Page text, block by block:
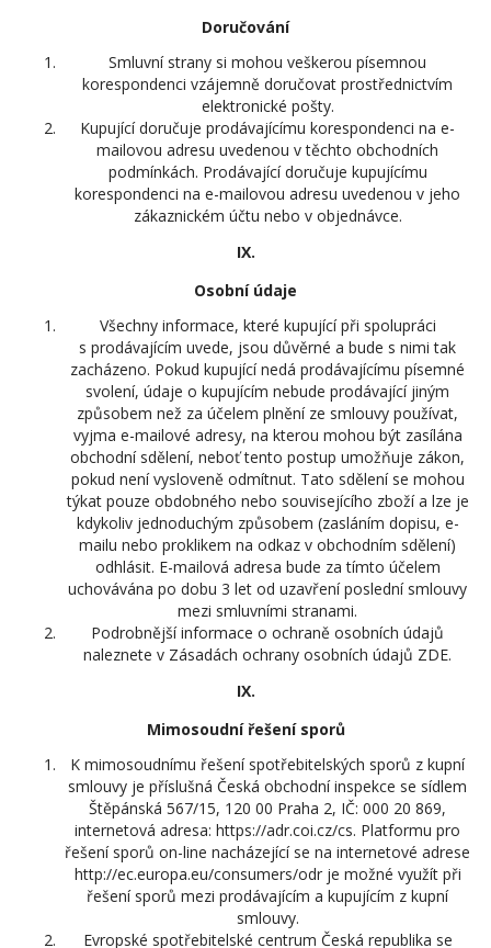
Doručování
Smluvní strany si mohou veškerou písemnou
korespondenci vzájemně doručovat prostřednictvím
elektronické pošty.
Kupující doručuje prodávajícímu korespondenci na e-
mailovou adresu uvedenou v těchto obchodních
podmínkách. Prodávající doručuje kupujícímu
korespondenci na e-mailovou adresu uvedenou v jeho
zákaznickém účtu nebo v objednávce.
IX.
Osobní údaje
Všechny informace, které kupující při spolupráci
s prodávajícím uvede, jsou důvěrné a bude s nimi tak
zacházeno. Pokud kupující nedá prodávajícímu písemné
svolení, údaje o kupujícím nebude prodávající jiným
způsobem než za účelem plnění ze smlouvy používat,
vyjma e-mailové adresy, na kterou mohou být zasílána
obchodní sdělení, neboť tento postup umožňuje zákon,
pokud není vysloveně odmítnut. Tato sdělení se mohou
týkat pouze obdobného nebo souvisejícího zboží a lze je
kdykoliv jednoduchým způsobem (zasláním dopisu, e-
mailu nebo proklikem na odkaz v obchodním sdělení)
odhlásit. E-mailová adresa bude za tímto účelem
uchovávána po dobu 3 let od uzavření poslední smlouvy
mezi smluvními stranami.
Podrobnější informace o ochraně osobních údajů
naleznete v Zásadách ochrany osobních údajů ZDE.
IX.
Mimosoudní řešení sporů
K mimosoudnímu řešení spotřebitelských sporů z kupní
smlouvy je příslušná Česká obchodní inspekce se sídlem
Štěpánská 567/15, 120 00 Praha 2, IČ: 000 20 869,
internetová adresa: https://adr.coi.cz/cs. Platformu pro
řešení sporů on-line nacházející se na internetové adrese
http://ec.europa.eu/consumers/odr je možné využít při
řešení sporů mezi prodávajícím a kupujícím z kupní
smlouvy.
Evropské spotřebitelské centrum Česká republika se